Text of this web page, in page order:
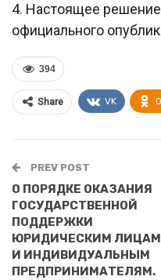
4. Настоящее решение
официального
394
Share VK
PREV POST
О ПОРЯДКЕ ОКАЗАНИЯ
ГОСУДАРСТВЕННОЙ
ПОДДЕРЖКИ
ЮРИДИЧЕСКИМ ЛИЦАМ
И ИНДИВИДУАЛЬНЫМ
ПРЕДПРИНИМАТЕЛЯМ.